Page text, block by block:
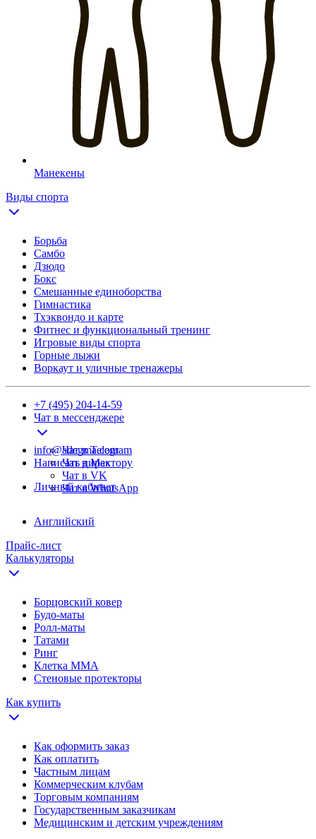
Манекены
Виды спорта
Борьба
Самбо
Дзюдо
Бокс
Смешанные единоборства
Гимнастика
Тхэквондо и карте
Фитнес и функциональный тренинг
Игровые виды спорта
Горные лыжи
Воркаут и уличные тренажеры
+7 (495) 204-14-59
Чат в мессенджере
Чат в Telegram
Чат в Max
Чат в VK
Чат в WhatsApp
info@adegma.com
Написать директору
Личный кабинет
Английский
Прайс-лист
Калькуляторы
Борцовский ковер
Будо-маты
Ролл-маты
Татами
Ринг
Клетка ММА
Стеновые протекторы
Как купить
Как оформить заказ
Как оплатить
Частным лицам
Коммерческим клубам
Торговым компаниям
Государственным заказчикам
Медицинским и детским учреждениям